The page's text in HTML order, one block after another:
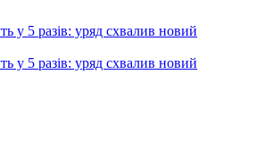
у 5 разів: уряд схвалив новий
у 5 разів: уряд схвалив новий